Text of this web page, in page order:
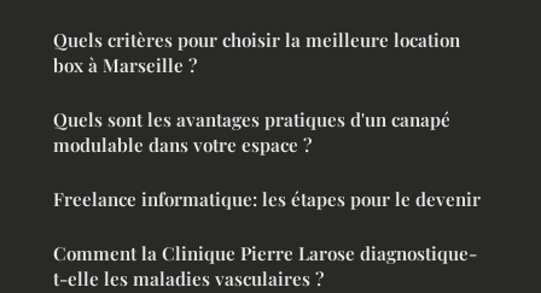
Quels critères pour choisir la meilleure location
box à Marseille ?
Quels sont les avantages pratiques d'un canapé
modulable dans votre espace ?
Freelance informatique: les étapes pour le devenir
Comment la Clinique Pierre Larose diagnostique-
t-elle les maladies vasculaires ?